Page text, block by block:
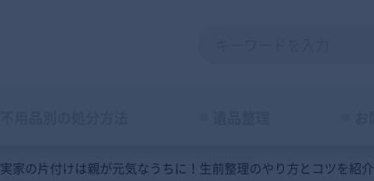
実家の片付けは親が元気なうちに！生前整理のやり方とコツを紹介